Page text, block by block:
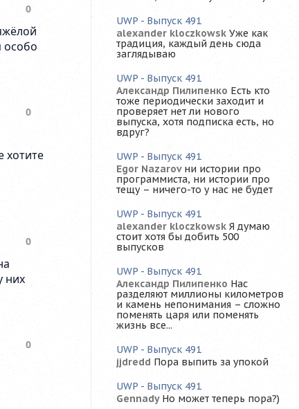
UWP - Выпуск 491
alexander kloczkowsk Уже как
традиция, каждый день сюда
заглядываю
UWP - Выпуск 491
Александр Пилипенко Есть кто
тоже периодически заходит и
проверяет нет ли нового
выпуска, хотя подписка есть, но
вдруг?
UWP - Выпуск 491
Egor Nazarov ни истории про
программиста, ни истории про
тещу – ничего-то у нас не будет
UWP - Выпуск 491
alexander kloczkowsk Я думаю
стоит хотя бы добить 500
выпусков
UWP - Выпуск 491
Александр Пилипенко Нас
разделяют миллионы километров
и камень непонимания – сложно
поменять царя или поменять
жизнь все...
UWP - Выпуск 491
jjdredd Пора выпить за упокой
UWP - Выпуск 491
Gennady Но может теперь пора?)